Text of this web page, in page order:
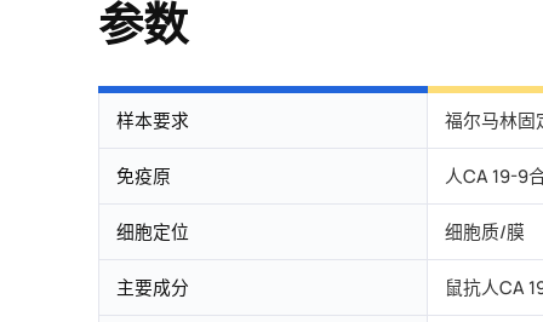
参数
样本要求 福尔马林固
免疫原 人CA 19-9
细胞定位 细胞质/膜
主要成分 鼠抗人CA